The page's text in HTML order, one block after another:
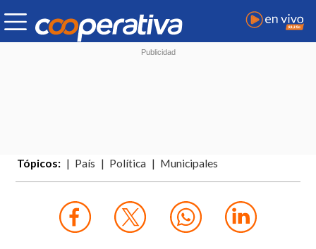
Tópicos: País Política Municipales